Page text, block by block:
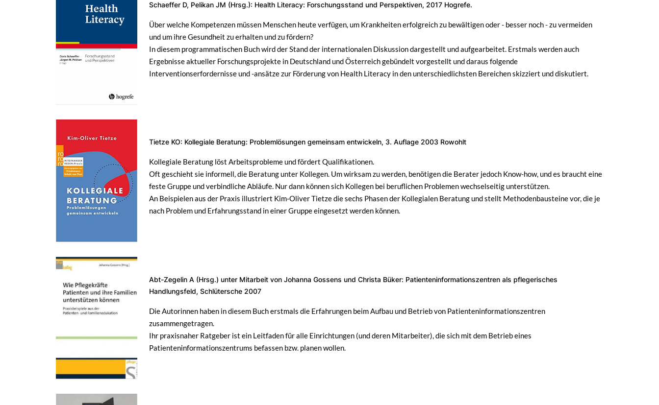
Schaeffer D, Pelikan JM (Hrsg.): Health Literacy: Forschungsstand und Perspektiven, 2017 Hogrefe.
Über welche Kompetenzen müssen Menschen heute verfügen, um Krankheiten erfolgreich zu bewältigen oder - besser noch - zu vermeiden
und um ihre Gesundheit zu erhalten und zu fördern?
In diesem programmatischen Buch wird der Stand der internationalen Diskussion dargestellt und aufgearbeitet. Erstmals werden auch
Ergebnisse aktueller Forschungsprojekte in Deutschland und Österreich gebündelt vorgestellt und daraus folgende
Interventionserfordernisse und -ansätze zur Förderung von Health Literacy in den unterschiedlichsten Bereichen skizziert und diskutiert.
Tietze KO: Kollegiale Beratung: Problemlösungen gemeinsam entwickeln, 3. Auflage 2003 Rowohlt
Kollegiale Beratung löst Arbeitsprobleme und fördert Qualifikationen.
Oft geschieht sie informell, die Beratung unter Kollegen. Um wirksam zu werden, benötigen die Berater jedoch Know-how, und es braucht eine
feste Gruppe und verbindliche Abläufe. Nur dann können sich Kollegen bei beruflichen Problemen wechselseitig unterstützen.
An Beispielen aus der Praxis illustriert Kim-Oliver Tietze die sechs Phasen der Kollegialen Beratung und stellt Methodenbausteine vor, die je
nach Problem und Erfahrungsstand in einer Gruppe eingesetzt werden können.
Abt-Zegelin A (Hrsg.) unter Mitarbeit von Johanna Gossens und Christa Büker: Patienteninformationszentren als pflegerisches
Handlungsfeld, Schlütersche 2007
Die Autorinnen haben in diesem Buch erstmals die Erfahrungen beim Aufbau und Betrieb von Patienteninformationszentren
zusammengetragen.
Ihr praxisnaher Ratgeber ist ein Leitfaden für alle Einrichtungen (und deren Mitarbeiter), die sich mit dem Betrieb eines
Patienteninformationszentrums befassen bzw. planen wollen.